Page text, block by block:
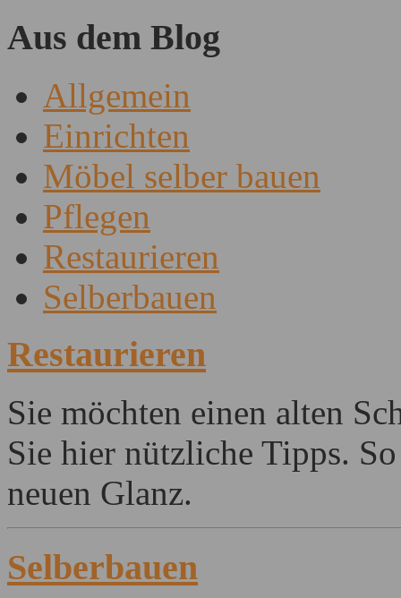
Aus dem Blog
Allgemein
Einrichten
Möbel selber bauen
Pflegen
Restaurieren
Selberbauen
Restaurieren
Sie möchten einen alten
Sie hier nützliche Tipps.
neuen Glanz.
Selberbauen